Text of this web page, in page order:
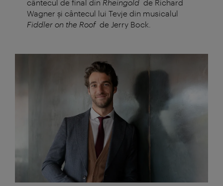
cântecul de final din Rheingold de Richard
Wagner și cântecul lui Tevje din musicalul
Fiddler on the Roof de Jerry Bock.